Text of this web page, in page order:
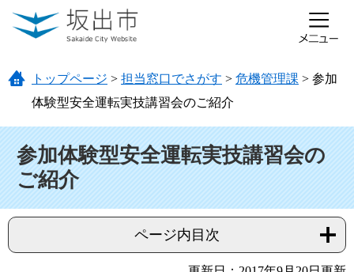
ページの先頭です。
メニューを飛ばして本文へ
トップページ > 担当窓口でさがす > 危機管理課 > 参加
体験型安全運転実技講習会のご紹介
参加体験型安全運転実技講習会の
ご紹介
ページ内目次